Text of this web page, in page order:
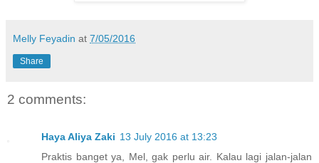
Melly Feyadin at 7/05/2016
Share
2 comments:
Haya Aliya Zaki 13 July 2016 at 13:23
Praktis banget ya, Mel, gak perlu air. Kalau lagi jalan-jalan